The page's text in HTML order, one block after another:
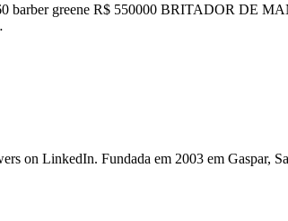
barber greene R$ 550000 BRITADOR
on LinkedIn. Fundada em 2003 em Gaspar,